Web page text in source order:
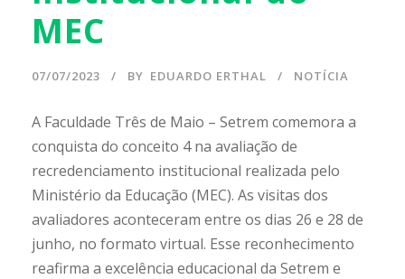
MEC
07/07/2023 BY EDUARDO ERTHAL NOTÍCIA
A Faculdade Três de Maio – Setrem comemora a
conquista do conceito 4 na avaliação de
recredenciamento institucional realizada pelo
Ministério da Educação (MEC). As visitas dos
avaliadores aconteceram entre os dias 26 e 28 de
junho, no formato virtual. Esse reconhecimento
reafirma a excelência educacional da Setrem e